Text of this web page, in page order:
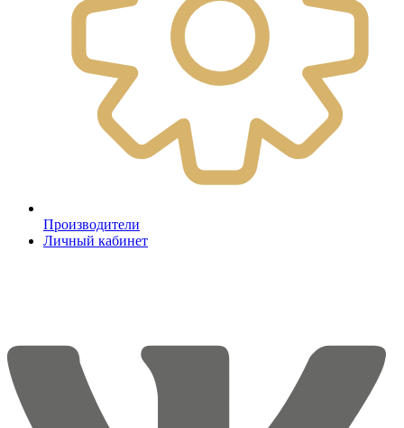
Производители
Личный кабинет